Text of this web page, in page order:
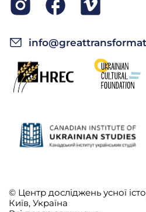
© Центр досліджень усної
Київ, Україна